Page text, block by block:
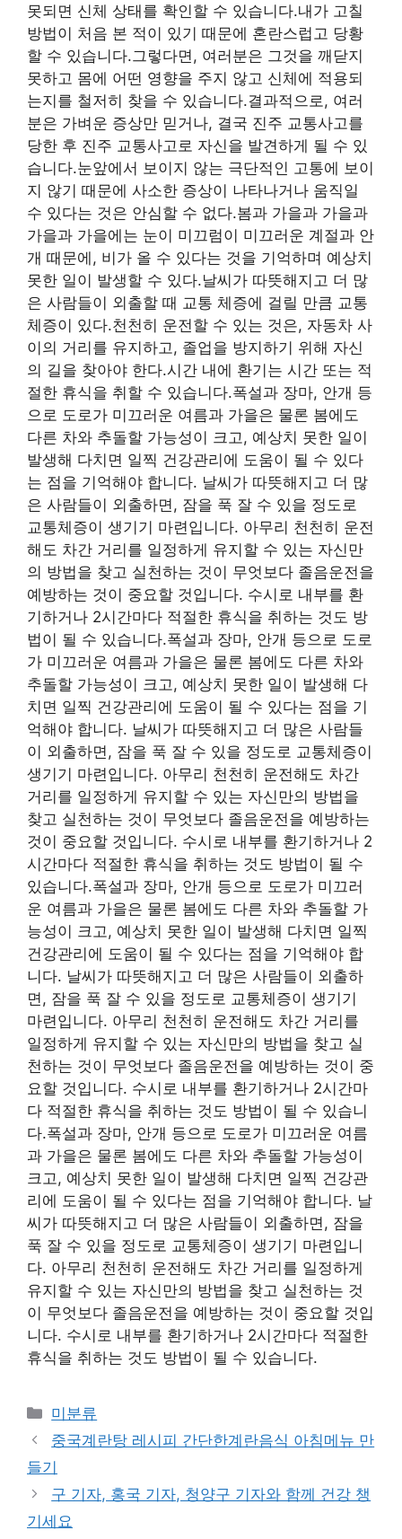
못되면 신체 상태를 확인할 수 있습니다.내가 고칠
방법이 처음 본 적이 있기 때문에 혼란스럽고 당황
할 수 있습니다.그렇다면, 여러분은 그것을 깨닫지
못하고 몸에 어떤 영향을 주지 않고 신체에 적용되
는지를 철저히 찾을 수 있습니다.결과적으로, 여러
분은 가벼운 증상만 믿거나, 결국 진주 교통사고를
당한 후 진주 교통사고로 자신을 발견하게 될 수 있
습니다.눈앞에서 보이지 않는 극단적인 고통에 보이
지 않기 때문에 사소한 증상이 나타나거나 움직일
수 있다는 것은 안심할 수 없다.봄과 가을과 가을과
가을과 가을에는 눈이 미끄럼이 미끄러운 계절과 안
개 때문에, 비가 올 수 있다는 것을 기억하며 예상치
못한 일이 발생할 수 있다.날씨가 따뜻해지고 더 많
은 사람들이 외출할 때 교통 체증에 걸릴 만큼 교통
체증이 있다.천천히 운전할 수 있는 것은, 자동차 사
이의 거리를 유지하고, 졸업을 방지하기 위해 자신
의 길을 찾아야 한다.시간 내에 환기는 시간 또는 적
절한 휴식을 취할 수 있습니다.폭설과 장마, 안개 등
으로 도로가 미끄러운 여름과 가을은 물론 봄에도
다른 차와 추돌할 가능성이 크고, 예상치 못한 일이
발생해 다치면 일찍 건강관리에 도움이 될 수 있다
는 점을 기억해야 합니다. 날씨가 따뜻해지고 더 많
은 사람들이 외출하면, 잠을 푹 잘 수 있을 정도로
교통체증이 생기기 마련입니다. 아무리 천천히 운전
해도 차간 거리를 일정하게 유지할 수 있는 자신만
의 방법을 찾고 실천하는 것이 무엇보다 졸음운전을
예방하는 것이 중요할 것입니다. 수시로 내부를 환
기하거나 2시간마다 적절한 휴식을 취하는 것도 방
법이 될 수 있습니다.폭설과 장마, 안개 등으로 도로
가 미끄러운 여름과 가을은 물론 봄에도 다른 차와
추돌할 가능성이 크고, 예상치 못한 일이 발생해 다
치면 일찍 건강관리에 도움이 될 수 있다는 점을 기
억해야 합니다. 날씨가 따뜻해지고 더 많은 사람들
이 외출하면, 잠을 푹 잘 수 있을 정도로 교통체증이
생기기 마련입니다. 아무리 천천히 운전해도 차간
거리를 일정하게 유지할 수 있는 자신만의 방법을
찾고 실천하는 것이 무엇보다 졸음운전을 예방하는
것이 중요할 것입니다. 수시로 내부를 환기하거나 2
시간마다 적절한 휴식을 취하는 것도 방법이 될 수
있습니다.폭설과 장마, 안개 등으로 도로가 미끄러
운 여름과 가을은 물론 봄에도 다른 차와 추돌할 가
능성이 크고, 예상치 못한 일이 발생해 다치면 일찍
건강관리에 도움이 될 수 있다는 점을 기억해야 합
니다. 날씨가 따뜻해지고 더 많은 사람들이 외출하
면, 잠을 푹 잘 수 있을 정도로 교통체증이 생기기
마련입니다. 아무리 천천히 운전해도 차간 거리를
일정하게 유지할 수 있는 자신만의 방법을 찾고 실
천하는 것이 무엇보다 졸음운전을 예방하는 것이 중
요할 것입니다. 수시로 내부를 환기하거나 2시간마
다 적절한 휴식을 취하는 것도 방법이 될 수 있습니
다.폭설과 장마, 안개 등으로 도로가 미끄러운 여름
과 가을은 물론 봄에도 다른 차와 추돌할 가능성이
크고, 예상치 못한 일이 발생해 다치면 일찍 건강관
리에 도움이 될 수 있다는 점을 기억해야 합니다. 날
씨가 따뜻해지고 더 많은 사람들이 외출하면, 잠을
푹 잘 수 있을 정도로 교통체증이 생기기 마련입니
다. 아무리 천천히 운전해도 차간 거리를 일정하게
유지할 수 있는 자신만의 방법을 찾고 실천하는 것
이 무엇보다 졸음운전을 예방하는 것이 중요할 것입
니다. 수시로 내부를 환기하거나 2시간마다 적절한
휴식을 취하는 것도 방법이 될 수 있습니다.
Categories
미분류
중국계란탕 레시피 간단한계란음식 아침메뉴 만
들기
구 기자, 홍국 기자, 청양구 기자와 함께 건강 챙
기세요